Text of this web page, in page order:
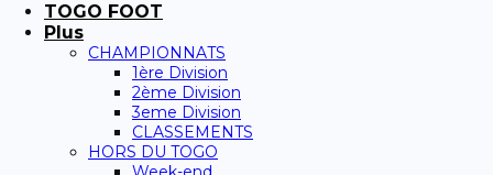
TOGO FOOT
Plus
CHAMPIONNATS
1ère Division
2ème Division
3eme Division
CLASSEMENTS
HORS DU TOGO